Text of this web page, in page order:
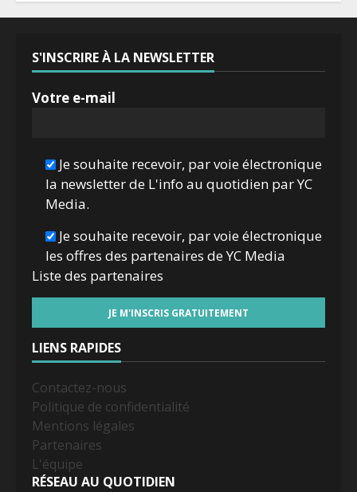
S'INSCRIRE À LA NEWSLETTER
Votre e-mail
Je souhaite recevoir, par voie électronique
la newsletter de L'info au quotidien par YC
Media.
Je souhaite recevoir, par voie électronique
les offres des partenaires de YC Media
Liste des partenaires
LIENS RAPIDES
Contactez-nous
Politique de confidentialité
Mentions légales
Partenaires
L'équipe
RÉSEAU AU QUOTIDIEN